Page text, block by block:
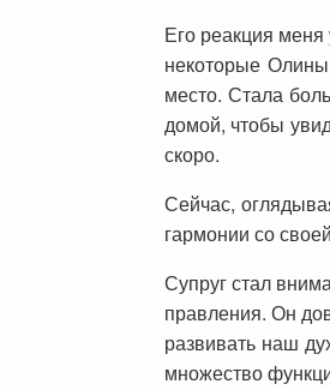
Его реакция
некоторые
место. Стала
домой, чтобы
скоро.
Сейчас,
гармонии со
Супруг стал
правления. Он
развивать наш
множество